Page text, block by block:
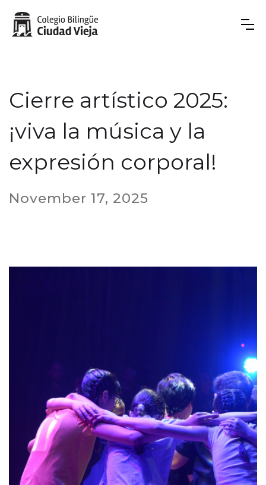
Cierre artístico 2025:
¡viva la música y la
expresión corporal!
November 17, 2025